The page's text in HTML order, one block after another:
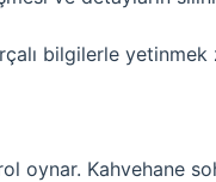
bilgilerle yetinmek
oynar. Kahvehane